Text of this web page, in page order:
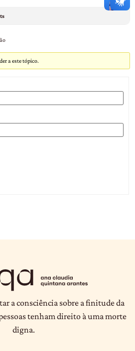
a este tópico.
a consciência sobre a finitude da
tenham direito à uma morte
digna.